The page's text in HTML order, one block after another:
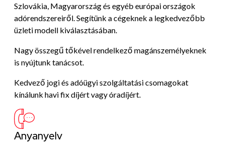
Szlovákia, Magyarország és egyéb európai országok
adórendszereiről. Segítünk a cégeknek a legkedvezőbb
üzleti modell kiválasztásában.
Nagy összegű tőkével rendelkező magánszemélyeknek
is nyújtunk tanácsot.
Kedvező jogi és adóügyi szolgáltatási csomagokat
kínálunk havi fix díjért vagy óradíjért.
Anyanyelv